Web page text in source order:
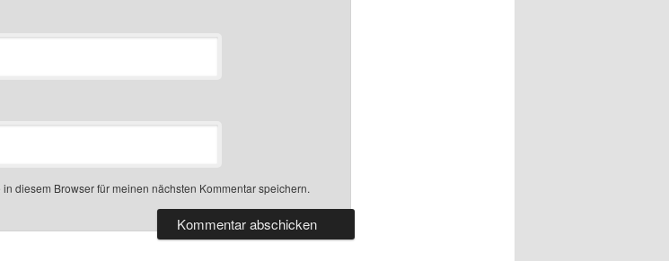
diesem Browser für meinen nächsten Kommentar speichern.